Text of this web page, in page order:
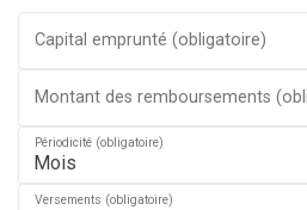
Capital emprunté (obligatoire)
Montant des remboursements
Périodicité (obligatoire)
Versements (obligatoire)